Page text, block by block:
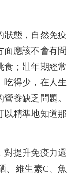
狀態，自然免疫
面應該不會有問
食；壯年期經常
吃得少，在人生
養缺乏問題。
以精準地知道那
對提升免疫力還
、維生素C、魚